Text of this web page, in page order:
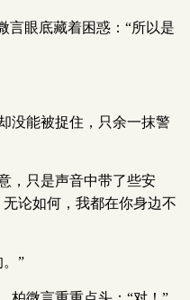
言眼底藏着困惑：“所以是
没能被捉住，只余一抹警
，只是声音中带了些安
论如何，我都在你身边不
”